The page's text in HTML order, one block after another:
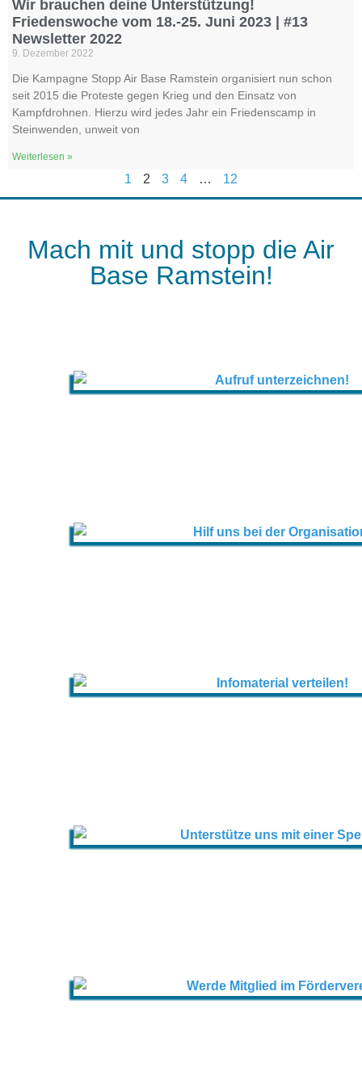
Wir brauchen deine Unterstützung!
Friedenswoche vom 18.-25. Juni 2023 | #13
Newsletter 2022
9. Dezember 2022
Die Kampagne Stopp Air Base Ramstein organisiert nun schon
seit 2015 die Proteste gegen Krieg und den Einsatz von
Kampfdrohnen. Hierzu wird jedes Jahr ein Friedenscamp in
Steinwenden, unweit von
Weiterlesen »
1 2 3 4 … 12
Mach mit und stopp die Air
Base Ramstein!